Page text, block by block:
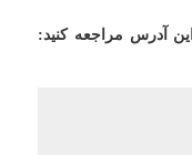
آدرس مراجعه کنید: